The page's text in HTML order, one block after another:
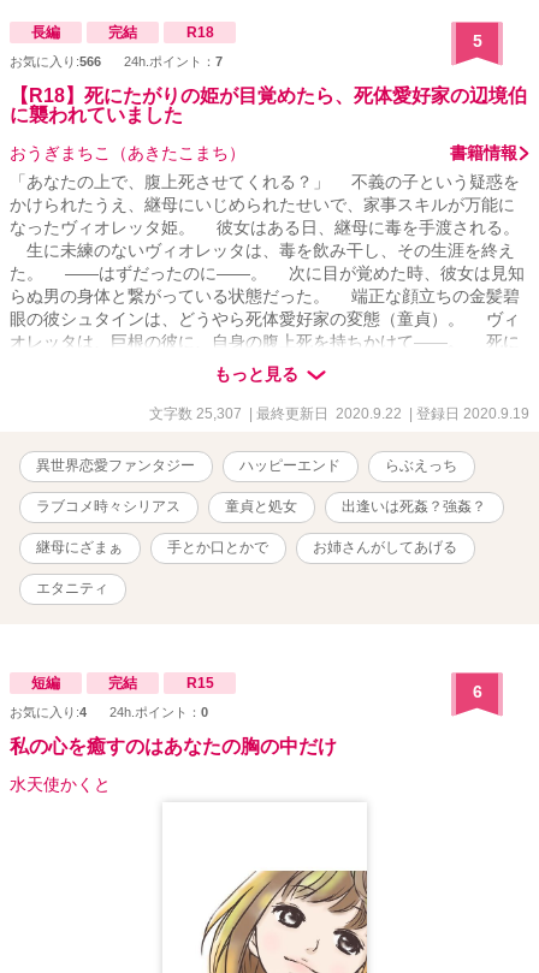
間にはとことん甘い顔を見せる なんで私、子供ができた途端に復縁
を迫られてるんですかね……？
長編 完結 R18
お気に入り:566 24h.ポイント： 7
5
【R18】死にたがりの姫が目覚めたら、死体愛好家の辺境伯
に襲われていました
おうぎまちこ（あきたこまち）
書籍情報
「あなたの上で、腹上死させてくれる？」 不義の子という疑惑を
かけられたうえ、継母にいじめられたせいで、家事スキルが万能に
なったヴィオレッタ姫。 彼女はある日、継母に毒を手渡される。
生に未練のないヴィオレッタは、毒を飲み干し、その生涯を終え
た。 ――はずだったのに――。 次に目が覚めた時、彼女は見知
らぬ男の身体と繋がっている状態だった。 端正な顔立ちの金髪碧
眼の彼シュタインは、どうやら死体愛好家の変態（童貞）。 ヴィ
オレッタは、巨根の彼に、自身の腹上死を持ちかけて――。 死に
たがりの姫（クールなS）と、死体愛好家の辺境伯（ヘタレなM、本
当の正体は皇××）が織り成す、ハートフルなラブストーリー開幕？
※グロはありません。 ※R18に※、第2話から。 ※相手役は第2話か
きませんでした。 ※ムーンライト様投稿の完結作品です。
もっと見る
文字数 25,307 | 最終更新日 2020.9.22 | 登録日 2020.9.19
異世界恋愛ファンタジー ハッピーエンド らぶえっち
ラブコメ時々シリアス 童貞と処女 出逢いは死姦？強姦？
継母にざまぁ 手とか口とかで お姉さんがしてあげる
エタニティ
短編 完結 R15
お気に入り:4 24h.ポイント： 0
6
私の心を癒すのはあなたの胸の中だけ
水天使かくと